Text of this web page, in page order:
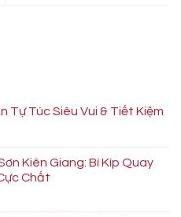
Tự Túc Siêu Vui & Tiết Kiệm
Kiên Giang: Bí Kíp Quay
Chất